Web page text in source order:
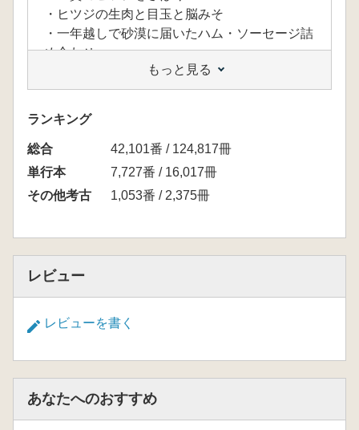
・ヒツジの生肉と目玉と脳みそ
・一年越しで砂漠に届いたハム・ソーセージ詰
め合わせ
・砂漠から地中海までカツオを買いに行く
・ホテルの部屋のトイレを詰まらせる
・飛行機の中でアヴェ・マリアが流れる
・30年ぶりの大嵐が砂漠にやって来た
・サハラ砂漠で遭難しかける
1日の発掘スケジュール エジプト・シリア
編
●怖い目にあった話2
テーブル以外
1日の発掘スケジュール 中国編
ペルーの発掘調査 芝田幸一郎
・性欲こわい
・山村のお祭りであわや乱闘―酒とダンスと回
し蹴り
もっと見る
ランキング
総合
42,101番 / 124,817冊
単行本
7,727番 / 16,017冊
その他考古
1,053番 / 2,375冊
レビュー
レビューを書く
あなたへのおすすめ